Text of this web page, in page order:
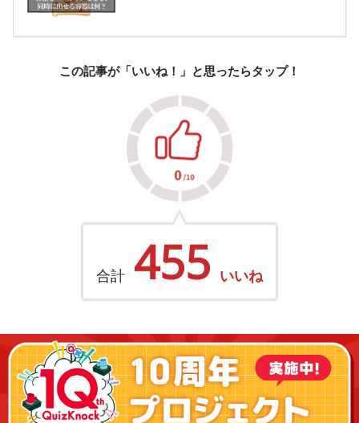
この記事が「いいね！」と思ったらタップ！
合計 455 いいね